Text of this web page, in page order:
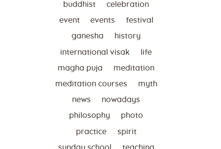
buddhist celebration
event events festival
ganesha history
international visak life
magha puja meditation
meditation courses myth
news nowadays
philosophy photo
practice spirit
sunday school teaching